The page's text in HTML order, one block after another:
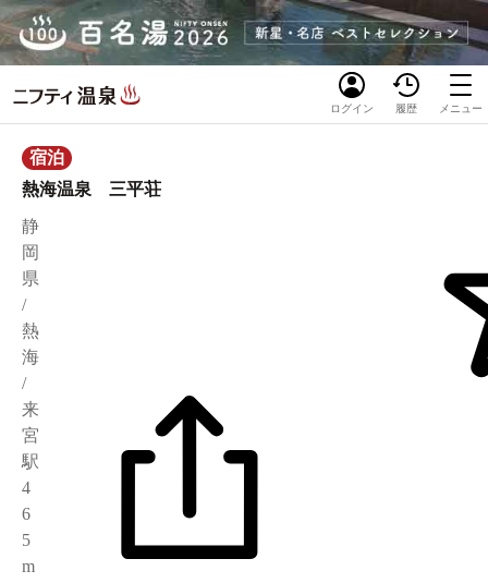
ログイン 履歴 メニュー
宿泊
熱海温泉 三平荘
静
岡
県
/
熱
海
/
来
宮
駅
4
6
5
m